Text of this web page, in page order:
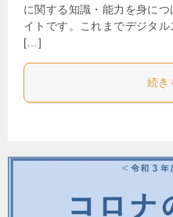
に関する知識・能力を身に
イトです。これまでデジタ
[…]
続き